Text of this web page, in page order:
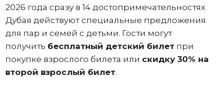
2026 года сразу в 14 достопримечательностях
Дубая действуют специальные предложения
для пар и семей с детьми. Гости могут
получить бесплатный детский билетпри
покупке взрослого билета или скидку 30% на
второй взрослый билет.